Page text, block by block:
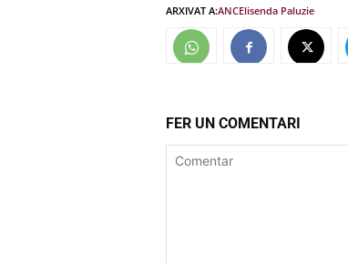
ARXIVAT A:ANCElisenda Paluzie
FER UN COMENTARI